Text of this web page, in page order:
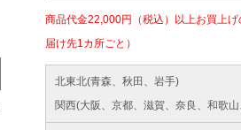
商品代金22,000円（税込）以上お買上
届け先1カ所ごと）
北東北(青森、秋田、岩手)
関西(大阪、京都、滋賀、奈良、和歌